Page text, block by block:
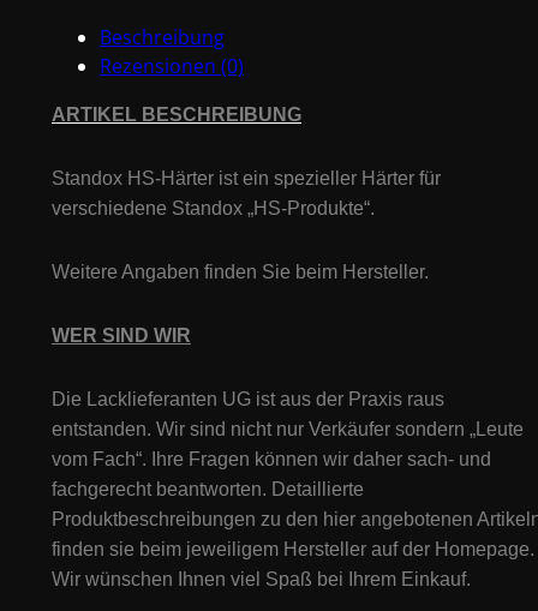
Beschreibung
Rezensionen (0)
ARTIKEL BESCHREIBUNG
Standox HS-Härter ist ein spezieller Härter für
verschiedene Standox „HS-Produkte“.
Weitere Angaben finden Sie beim Hersteller.
WER SIND WIR
Die Lacklieferanten UG ist aus der Praxis raus
entstanden. Wir sind nicht nur Verkäufer sondern „Leute
vom Fach“. Ihre Fragen können wir daher sach- und
fachgerecht beantworten. Detaillierte
Produktbeschreibungen zu den hier angebotenen
finden sie beim jeweiligem Hersteller auf der Homepage.
Wir wünschen Ihnen viel Spaß bei Ihrem Einkauf.